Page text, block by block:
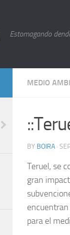
Estomagando
MEDIO
BY BOIRA ·
Teruel, se
gran
para el